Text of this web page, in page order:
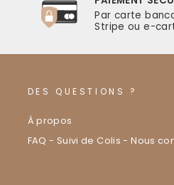
Par carte
Stripe ou e-
DES QUESTIONS ?
À propos
FAQ - Suivi de Colis - Nous